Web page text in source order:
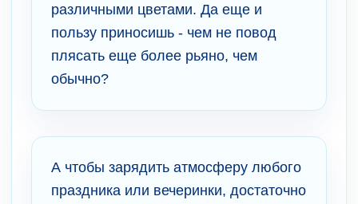
различными цветами. Да еще и
пользу приносишь - чем не повод
плясать еще более рьяно, чем
обычно?
А чтобы зарядить атмосферу любого
праздника или вечеринки, достаточно